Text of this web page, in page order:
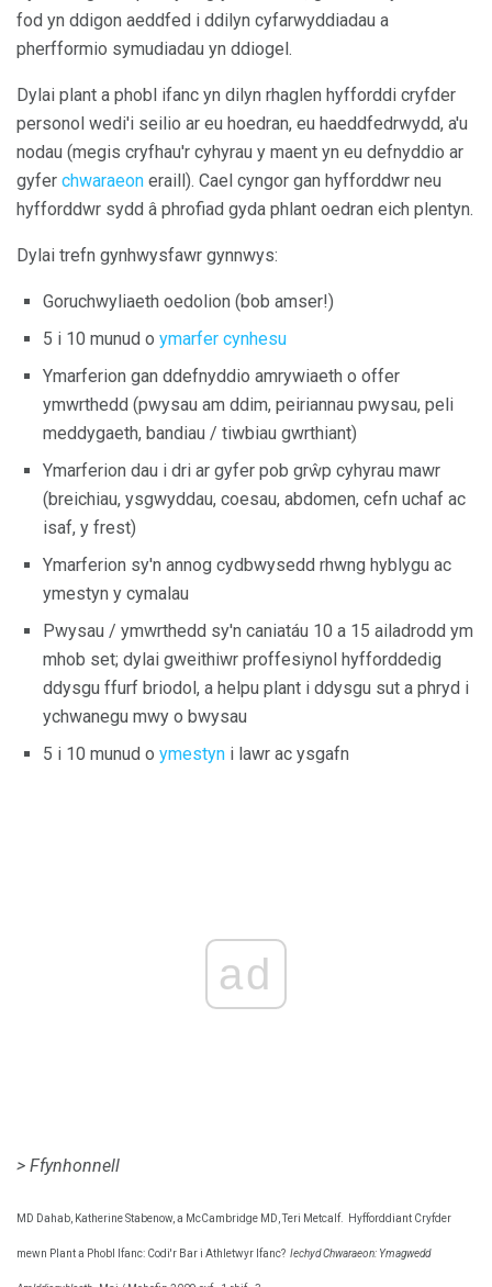
fod yn ddigon aeddfed i ddilyn cyfarwyddiadau a
pherfformio symudiadau yn ddiogel.
Dylai plant a phobl ifanc yn dilyn rhaglen hyfforddi cryfder
personol wedi'i seilio ar eu hoedran, eu haeddfedrwydd, a'u
nodau (megis cryfhau'r cyhyrau y maent yn eu defnyddio ar
gyfer chwaraeon eraill). Cael cyngor gan hyfforddwr neu
hyfforddwr sydd â phrofiad gyda phlant oedran eich plentyn.
Dylai trefn gynhwysfawr gynnwys:
Goruchwyliaeth oedolion (bob amser!)
5 i 10 munud o ymarfer cynhesu
Ymarferion gan ddefnyddio amrywiaeth o offer
ymwrthedd (pwysau am ddim, peiriannau pwysau, peli
meddygaeth, bandiau / tiwbiau gwrthiant)
Ymarferion dau i dri ar gyfer pob grŵp cyhyrau mawr
(breichiau, ysgwyddau, coesau, abdomen, cefn uchaf ac
isaf, y frest)
Ymarferion sy'n annog cydbwysedd rhwng hyblygu ac
ymestyn y cymalau
Pwysau / ymwrthedd sy'n caniatáu 10 a 15 ailadrodd ym
mhob set; dylai gweithiwr proffesiynol hyfforddedig
ddysgu ffurf briodol, a helpu plant i ddysgu sut a phryd i
ychwanegu mwy o bwysau
5 i 10 munud o ymestyn i lawr ac ysgafn
ad
> Ffynhonnell
MD Dahab, Katherine Stabenow, a McCambridge MD, Teri Metcalf. Hyfforddiant Cryfder
mewn Plant a Phobl Ifanc: Codi'r Bar i Athletwyr Ifanc? Iechyd Chwaraeon: Ymagwedd